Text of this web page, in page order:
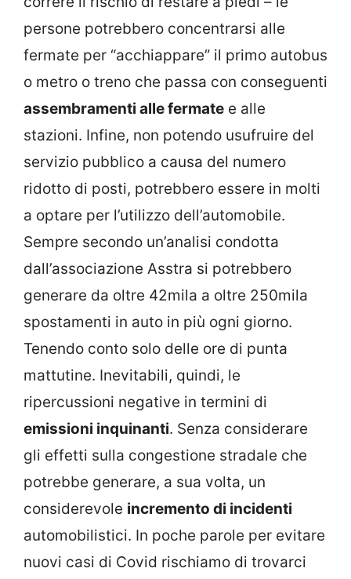
persone potrebbero concentrarsi alle
fermate per “acchiappare” il primo autobus
o metro o treno che passa con conseguenti
assembramenti alle fermate e alle
stazioni. Infine, non potendo usufruire del
servizio pubblico a causa del numero
ridotto di posti, potrebbero essere in molti
a optare per l’utilizzo dell’automobile.
Sempre secondo un’analisi condotta
dall’associazione Asstra si potrebbero
generare da oltre 42mila a oltre 250mila
spostamenti in auto in più ogni giorno.
Tenendo conto solo delle ore di punta
mattutine. Inevitabili, quindi, le
ripercussioni negative in termini di
emissioni inquinanti. Senza considerare
gli effetti sulla congestione stradale che
potrebbe generare, a sua volta, un
considerevole incremento di incidenti
automobilistici. In poche parole per evitare
nuovi casi di Covid rischiamo di trovarci